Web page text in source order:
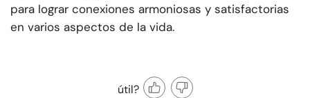
para lograr conexiones armoniosas y satisfactorias
en varios aspectos de la vida.
útil?